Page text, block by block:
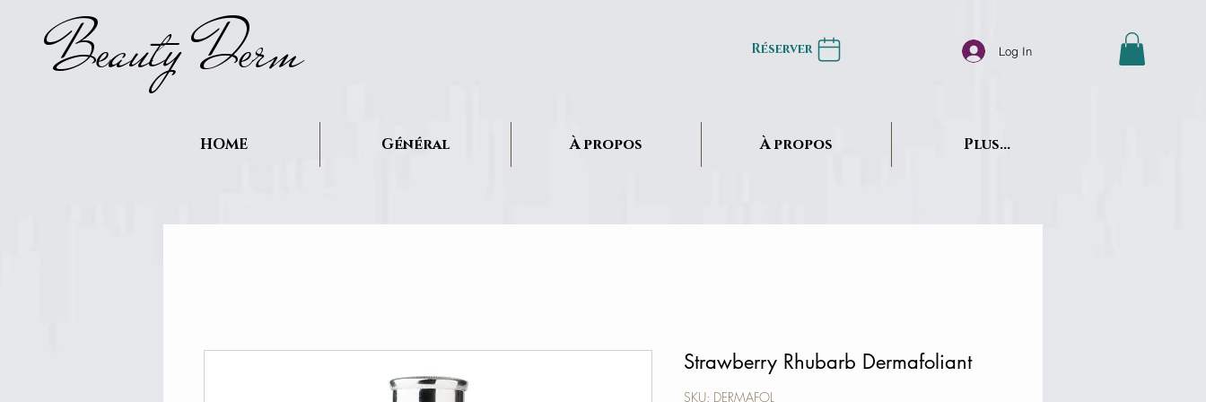
Beauty Derm Réserver Log In
HOME Général À propos À propos Plus...
Strawberry Rhubarb Dermafoliant
SKU: DERMAFOL